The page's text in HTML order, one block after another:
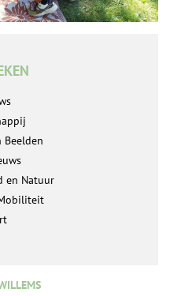
Beelden
en Natuur